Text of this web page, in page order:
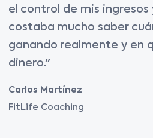
el control de mis ingresos
costaba mucho saber
ganando realmente y en
dinero."
Carlos Martínez
FitLife Coaching